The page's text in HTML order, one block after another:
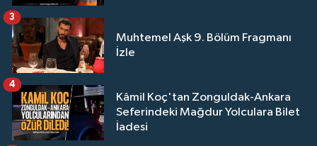
Muhtemel Aşk 9. Bölüm Fragmanı
İzle
3
Kâmil Koç'tan Zonguldak-Ankara
Seferindeki Mağdur Yolculara Bilet
İadesi
4